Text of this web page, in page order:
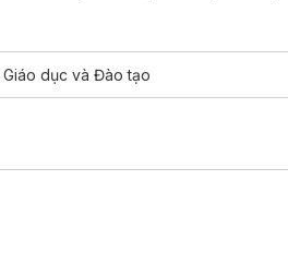
Giáo dục và Đào tạo